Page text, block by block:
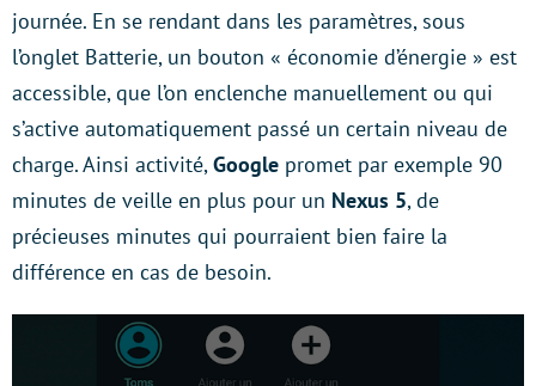
journée. En se rendant dans les paramètres, sous
l’onglet Batterie, un bouton « économie d’énergie » est
accessible, que l’on enclenche manuellement ou qui
s’active automatiquement passé un certain niveau de
charge. Ainsi activité,Google promet par exemple 90
minutes de veille en plus pour un Nexus 5, de
précieuses minutes qui pourraient bien faire la
différence en cas de besoin.